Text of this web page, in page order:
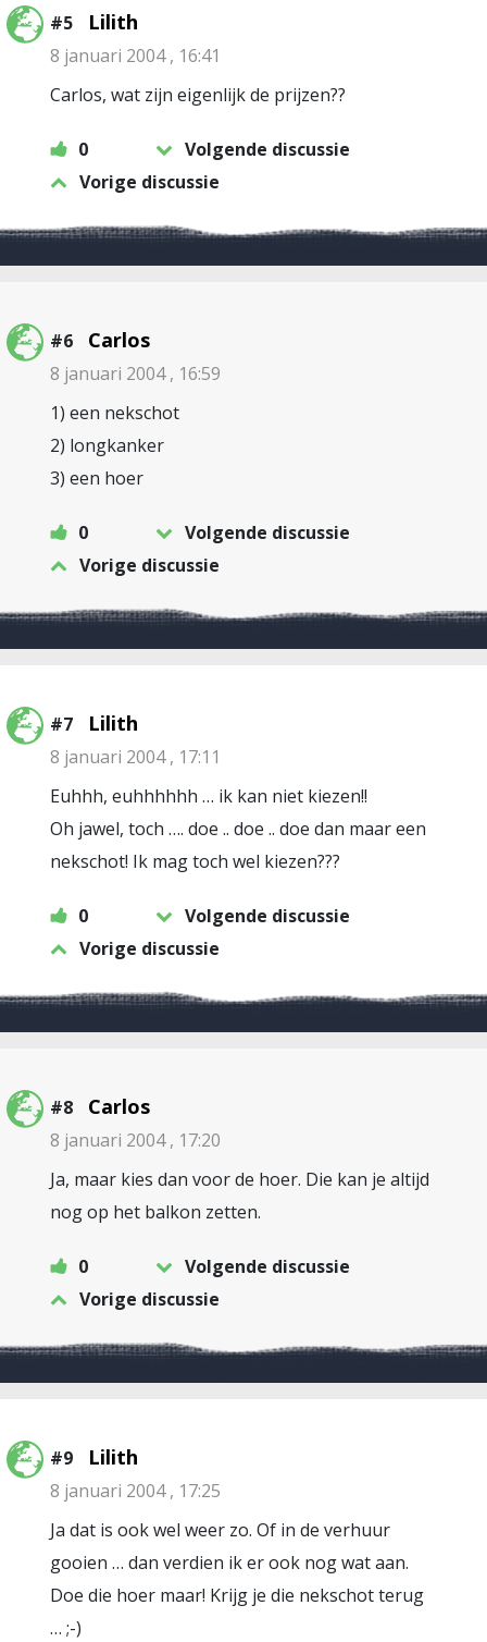
#5 Lilith
8 januari 2004 , 16:41
Carlos, wat zijn eigenlijk de prijzen??
0
Volgende discussie
Vorige discussie
#6 Carlos
8 januari 2004 , 16:59
1) een nekschot
2) longkanker
3) een hoer
0
Volgende discussie
Vorige discussie
#7 Lilith
8 januari 2004 , 17:11
Euhhh, euhhhhhh … ik kan niet kiezen!!
Oh jawel, toch …. doe .. doe .. doe dan maar een
nekschot! Ik mag toch wel kiezen???
0
Volgende discussie
Vorige discussie
#8 Carlos
8 januari 2004 , 17:20
Ja, maar kies dan voor de hoer. Die kan je altijd
nog op het balkon zetten.
0
Volgende discussie
Vorige discussie
#9 Lilith
8 januari 2004 , 17:25
Ja dat is ook wel weer zo. Of in de verhuur
gooien … dan verdien ik er ook nog wat aan.
Doe die hoer maar! Krijg je die nekschot terug
… ;-)